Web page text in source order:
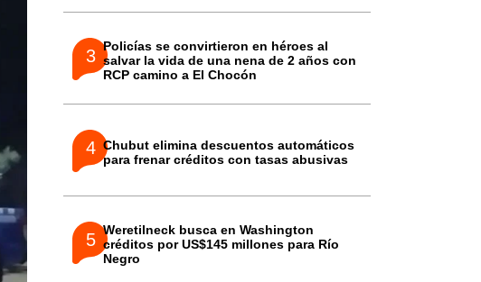
Policías se convirtieron en héroes al
salvar la vida de una nena de 2 años con
RCP camino a El Chocón
Chubut elimina descuentos automáticos
para frenar créditos con tasas abusivas
Weretilneck busca en Washington
créditos por US$145 millones para Río
Negro